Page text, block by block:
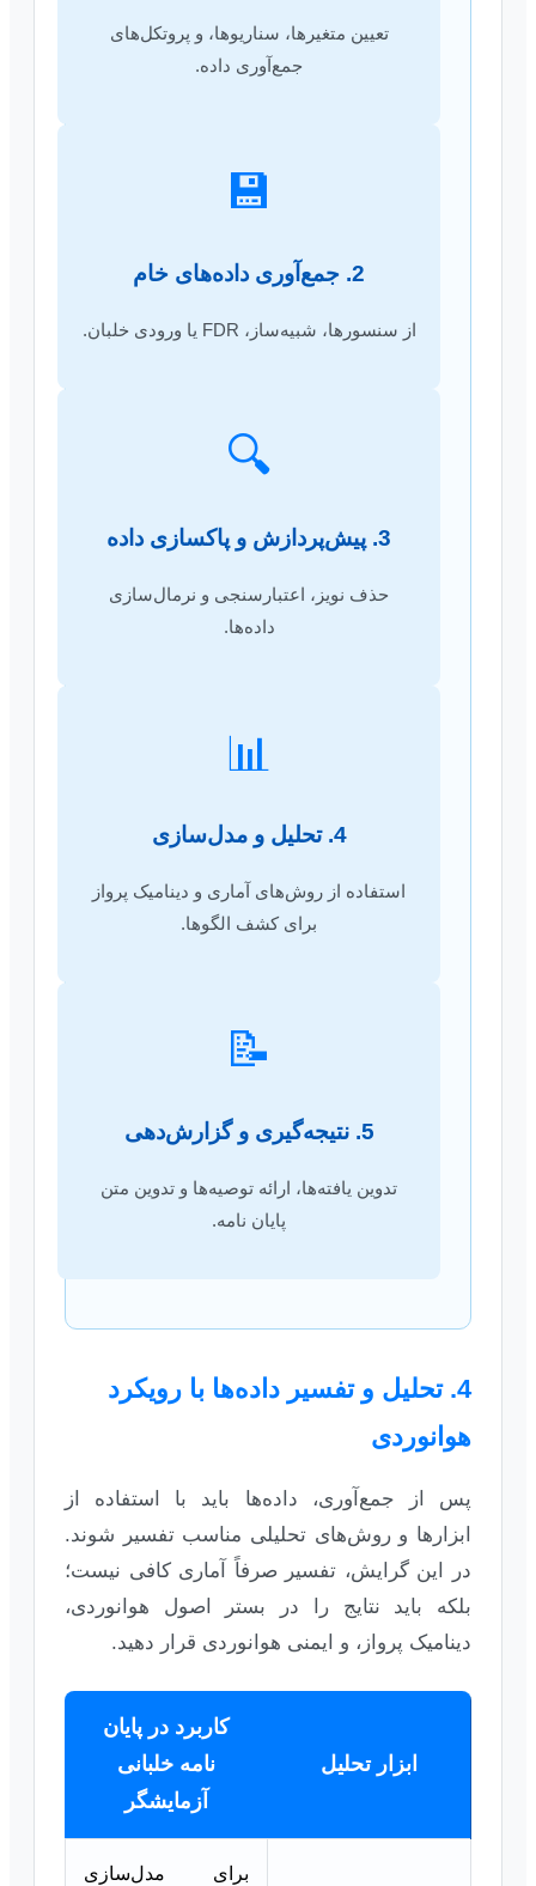
تعیین متغیرها، سناریوها، و پروتکل‌های
جمع‌آوری داده.
💾
2. جمع‌آوری داده‌های خام
از سنسورها، شبیه‌ساز، FDR یا ورودی خلبان.
🔍
3. پیش‌پردازش و پاکسازی داده
حذف نویز، اعتبارسنجی و نرمال‌سازی
داده‌ها.
📊
4. تحلیل و مدل‌سازی
استفاده از روش‌های آماری و دینامیک پرواز
برای کشف الگوها.
📝
5. نتیجه‌گیری و گزارش‌دهی
تدوین یافته‌ها، ارائه توصیه‌ها و تدوین متن
پایان نامه.
4. تحلیل و تفسیر داده‌ها با رویکرد
هوانوردی
پس از جمع‌آوری، داده‌ها باید با استفاده از
ابزارها و روش‌های تحلیلی مناسب تفسیر شوند.
در این گرایش، تفسیر صرفاً آماری کافی نیست؛
بلکه باید نتایج را در بستر اصول هوانوردی،
دینامیک پرواز، و ایمنی هوانوردی قرار دهید.
ابزار تحلیل
کاربرد در پایان
نامه خلبانی
آزمایشگر
برای مدل‌سازی